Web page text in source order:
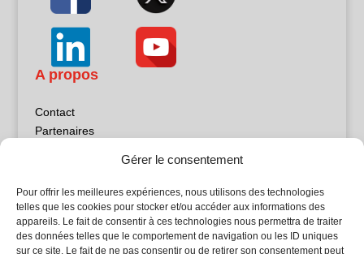
Gérer le consentement
Pour offrir les meilleures expériences, nous utilisons des technologies
telles que les cookies pour stocker et/ou accéder aux informations des
appareils. Le fait de consentir à ces technologies nous permettra de traiter
des données telles que le comportement de navigation ou les ID uniques
sur ce site. Le fait de ne pas consentir ou de retirer son consentement peut
A propos
Contact
Partenaires
Politique de confidentialité
Sites partenaires
5Façades